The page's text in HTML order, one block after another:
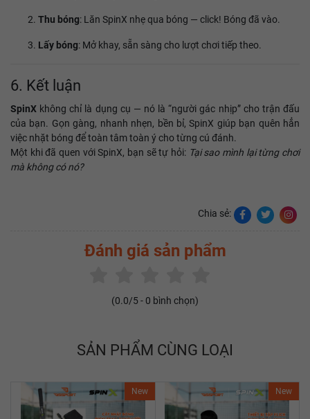
Thu bóng: Lăn SpinX nhẹ qua bóng — click! Bóng đã vào.
Lấy bóng: Mở khay, sẵn sàng cho lượt chơi tiếp theo.
6. Kết luận
SpinX không chỉ là dụng cụ — nó là “người gác nhịp” cho trận đấu
của bạn. Gọn gàng, nhanh nhẹn, bền bỉ, SpinX giúp bạn quên hẳn
việc nhặt bóng để toàn tâm toàn ý cho từng cú đánh.
Một khi đã quen với SpinX, bạn sẽ tự hỏi: Tại sao mình lại từng chơi
mà không có nó?
Chia sẻ:
Đánh giá sản phẩm
(0.0/5 - 0 bình chọn)
SẢN PHẨM CÙNG LOẠI
New New